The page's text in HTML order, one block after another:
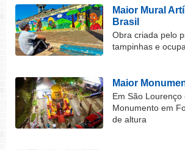
Maior Mural
Brasil
Obra criada pelo
tampinhas e
Maior
Em São
Monumento em
de altura